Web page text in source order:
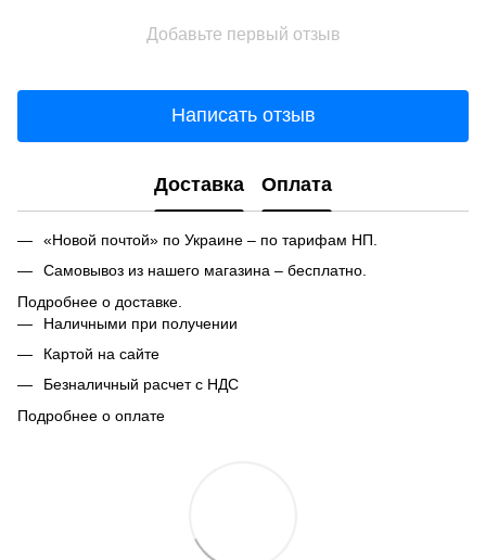
Добавьте первый отзыв
Написать отзыв
Доставка Оплата
«Новой почтой» по Украине – по тарифам НП.
Самовывоз из нашего магазина – бесплатно.
Подробнее о доставке.
Наличными при получении
Картой на сайте
Безналичный расчет с НДС
Подробнее о оплате